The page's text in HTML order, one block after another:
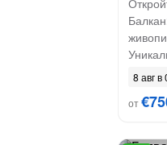
8 авг в
от